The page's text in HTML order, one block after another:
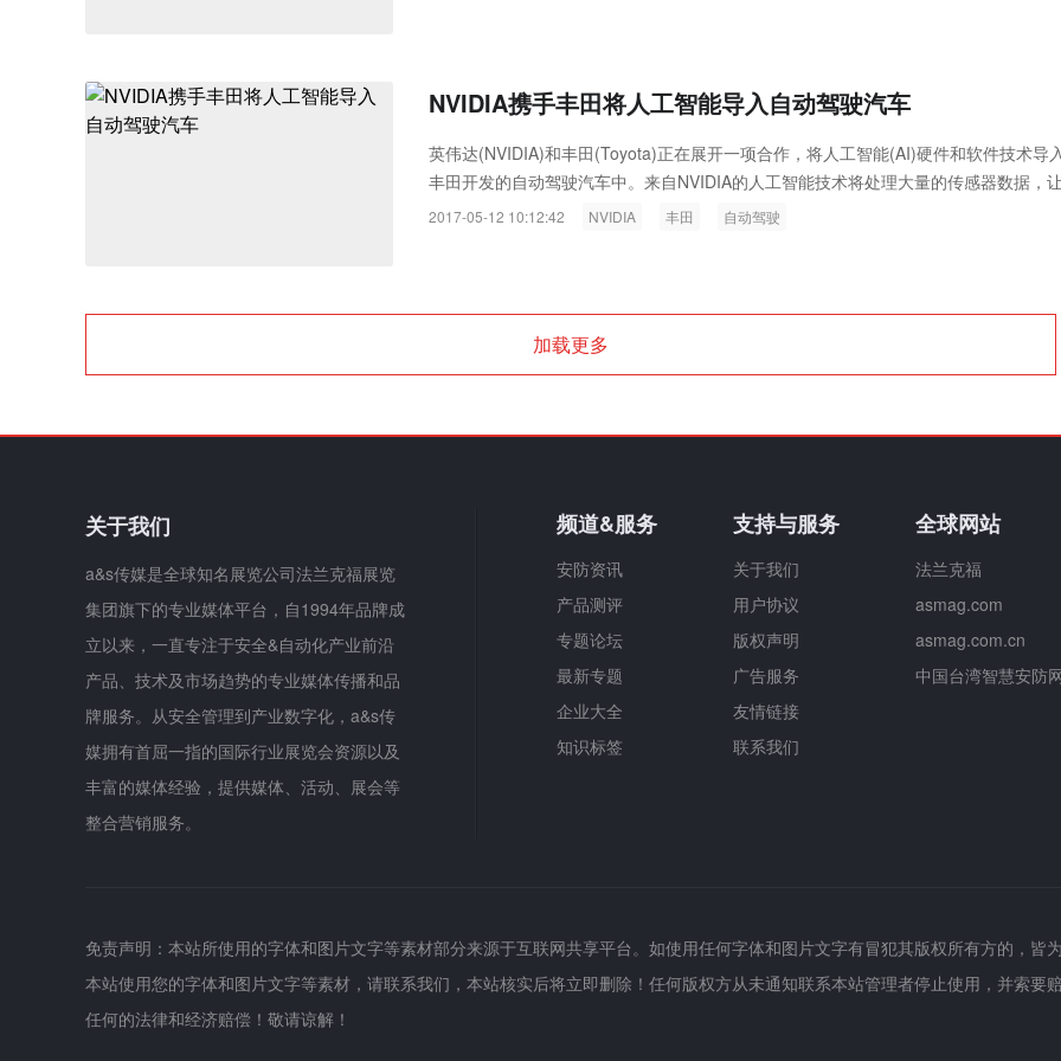
NVIDIA携手丰田将人工智能导入自动驾驶汽车
英伟达(NVIDIA)和丰田(Toyota)正在展开一项合作，将人工智能(AI)硬件和软件技术导
丰田开发的自动驾驶汽车中。来自NVIDIA的人工智能技术将处理大量的传感器数据，
车能够预测和响应动态驾驶状况，以加快无人驾驶车的上市时程。
2017-05-12 10:12:42 NVIDIA 丰田 自动驾驶
加载更多
关于我们
a&s传媒是全球知名展览公司法兰克福展览
集团旗下的专业媒体平台，自1994年品牌成
立以来，一直专注于安全&自动化产业前沿
产品、技术及市场趋势的专业媒体传播和品
牌服务。从安全管理到产业数字化，a&s传
媒拥有首屈一指的国际行业展览会资源以及
丰富的媒体经验，提供媒体、活动、展会等
整合营销服务。
频道&服务
安防资讯
产品测评
专题论坛
最新专题
企业大全
知识标签
支持与服务
关于我们
用户协议
版权声明
广告服务
友情链接
联系我们
全球网站
法兰克福
asmag.com
asmag.com.cn
中国台湾智慧安防
免责声明：本站所使用的字体和图片文字等素材部分来源于互联网共享平台。如使用任何字体和图片文字有冒犯其版权所有方的，
本站使用您的字体和图片文字等素材，请联系我们，本站核实后将立即删除！任何版权方从未通知联系本站管理者停止使用，并索
任何的法律和经济赔偿！敬请谅解！